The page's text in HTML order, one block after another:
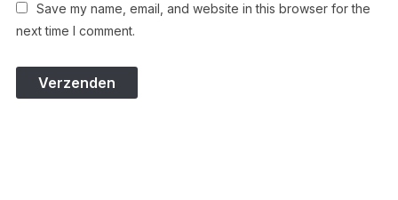
Save my name, email, and website in this browser for the
next time I comment.